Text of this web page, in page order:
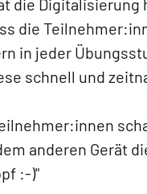
die Digitalisierung
die
in jeder
schnell und
anderen Gerät
:-)"